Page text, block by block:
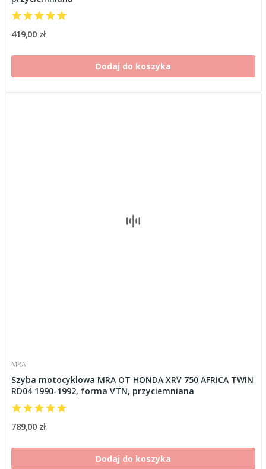
419,00 zł
Dodaj do koszyka
MRA
Szyba motocyklowa MRA OT HONDA XRV 750 AFRICA TWIN
RD04 1990-1992, forma VTN, przyciemniana
789,00 zł
Dodaj do koszyka